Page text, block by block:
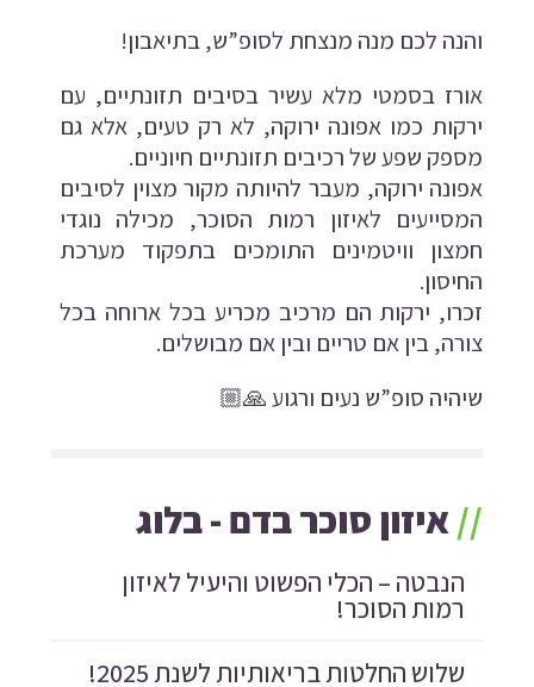
והנה לכם מנה מנצחת לסופ”ש, בתיאבון!
אורז בסמטי מלא עשיר בסיבים תזונתיים, עם
ירקות כמו אפונה ירוקה, לא רק טעים, אלא גם
מספק שפע של רכיבים תזונתיים חיוניים.
אפונה ירוקה, מעבר להיותה מקור מצוין לסיבים
המסייעים לאיזון רמות הסוכר, מכילה נוגדי
חמצון וויטמינים התומכים בתפקוד מערכת
החיסון.
זכרו, ירקות הם מרכיב מכריע בכל ארוחה בכל
צורה, בין אם טריים ובין אם מבושלים.
שיהיה סופ”ש נעים ורגוע🙏🏼
//איזון סוכר בדם - בלוג
הנבטה – הכלי הפשוט והיעיל לאיזון
רמות הסוכר!
שלוש החלטות בריאותיות לשנת 2025!